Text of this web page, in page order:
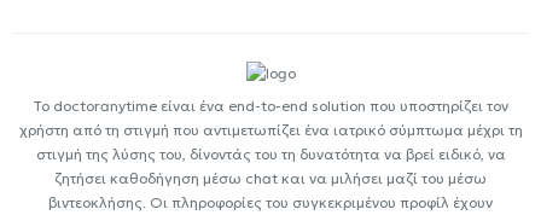
Το doctoranytime είναι ένα end-to-end solution που υποστηρίζει τον
χρήστη από τη στιγμή που αντιμετωπίζει ένα ιατρικό σύμπτωμα μέχρι τη
στιγμή της λύσης του, δίνοντάς του τη δυνατότητα να βρεί ειδικό, να
ζητήσει καθοδήγηση μέσω chat και να μιλήσει μαζί του μέσω
βιντεοκλήσης. Οι πληροφορίες του συγκεκριμένου προφίλ έχουν